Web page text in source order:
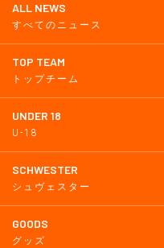
ALL NEWS
すべてのニュース
TOP TEAM
トップチーム
UNDER 18
U-18
SCHWESTER
シュヴェスター
GOODS
グッズ